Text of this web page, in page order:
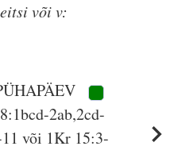
või v:
2ab,2cd-
või 1Kr 15:3-